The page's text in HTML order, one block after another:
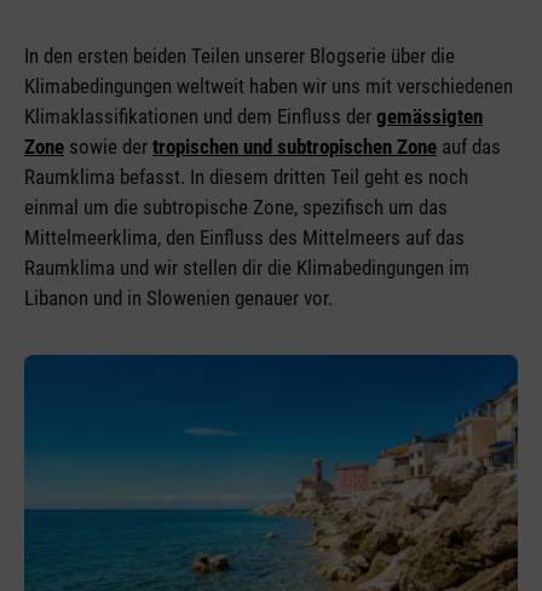
In den ersten beiden Teilen unserer Blogserie über die
Klimabedingungen weltweit haben wir uns mit verschiedenen
Klimaklassifikationen und dem Einfluss der gemässigten
Zone sowie der tropischen und subtropischen Zone auf das
Raumklima befasst. In diesem dritten Teil geht es noch
einmal um die subtropische Zone, spezifisch um das
Mittelmeerklima, den Einfluss des Mittelmeers auf das
Raumklima und wir stellen dir die Klimabedingungen im
Libanon und in Slowenien genauer vor.